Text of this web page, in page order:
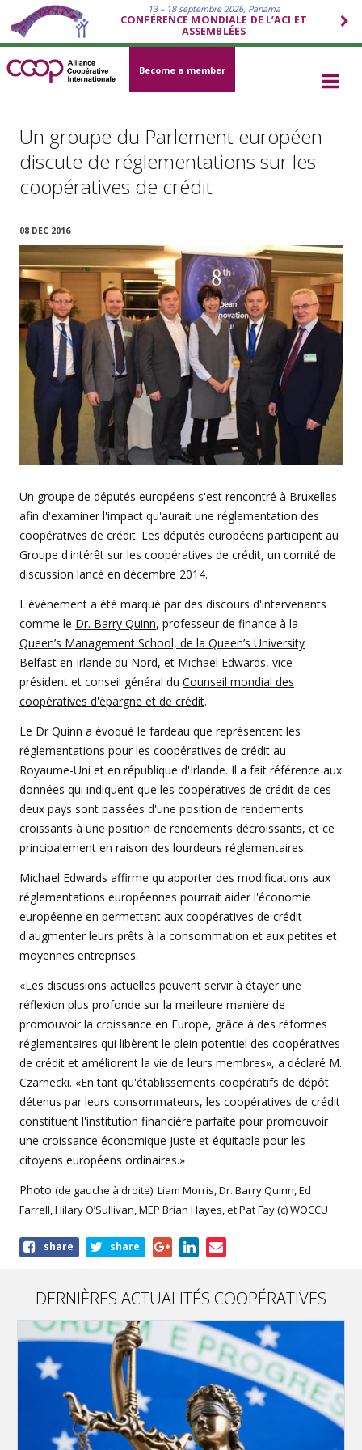
13 – 18 septembre 2026, Panama
CONFÉRENCE MONDIALE DE L’ACI ET
ASSEMBLÉES
Become a member
Un groupe du Parlement européen
discute de réglementations sur les
coopératives de crédit
08 DEC 2016
Un groupe de députés européens s'est rencontré à Bruxelles
afin d'examiner l'impact qu'aurait une réglementation des
coopératives de crédit. Les députés européens participent au
Groupe d'intérêt sur les coopératives de crédit, un comité de
discussion lancé en décembre 2014.
L'évènement a été marqué par des discours d'intervenants
comme le Dr. Barry Quinn, professeur de finance à la
Queen’s Management School, de la Queen’s University
Belfast en Irlande du Nord, et Michael Edwards, vice-
président et conseil général du Counseil mondial des
coopératives d'épargne et de crédit.
Le Dr Quinn a évoqué le fardeau que représentent les
réglementations pour les coopératives de crédit au
Royaume-Uni et en république d'Irlande. Il a fait référence aux
données qui indiquent que les coopératives de crédit de ces
deux pays sont passées d'une position de rendements
croissants à une position de rendements décroissants, et ce
principalement en raison des lourdeurs réglementaires.
Michael Edwards affirme qu'apporter des modifications aux
réglementations européennes pourrait aider l'économie
européenne en permettant aux coopératives de crédit
d'augmenter leurs prêts à la consommation et aux petites et
moyennes entreprises.
«Les discussions actuelles peuvent servir à étayer une
réflexion plus profonde sur la meilleure manière de
promouvoir la croissance en Europe, grâce à des réformes
réglementaires qui libèrent le plein potentiel des coopératives
de crédit et améliorent la vie de leurs membres», a déclaré M.
Czarnecki. «En tant qu'établissements coopératifs de dépôt
détenus par leurs consommateurs, les coopératives de crédit
constituent l'institution financière parfaite pour promouvoir
une croissance économique juste et équitable pour les
citoyens européens ordinaires.»
Photo (de gauche à droite): Liam Morris, Dr. Barry Quinn, Ed
Farrell, Hilary O’Sullivan, MEP Brian Hayes, et Pat Fay (c) WOCCU
Shareshare share
DERNIÈRES ACTUALITÉS COOPÉRATIVES